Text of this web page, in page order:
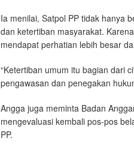
Ia menilai, Satpol PP tidak hanya
dan ketertiban masyarakat.
mendapat perhatian lebih besar
“Ketertiban umum itu bagian dari
pengawasan dan penegakan
Angga juga meminta Badan
mengevaluasi kembali pos-pos
PP.